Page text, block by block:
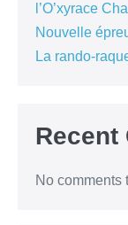
l’O’xyrace
Nouvelle
La rando-
Recent
No comments